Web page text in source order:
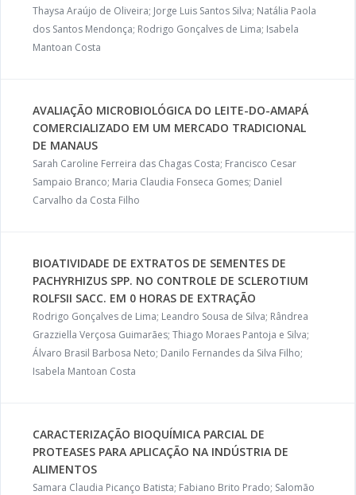
Thaysa Araújo de Oliveira; Jorge Luis Santos Silva; Natália Paola
dos Santos Mendonça; Rodrigo Gonçalves de Lima; Isabela
Mantoan Costa
AVALIAÇÃO MICROBIOLÓGICA DO LEITE-DO-AMAPÁ
COMERCIALIZADO EM UM MERCADO TRADICIONAL
DE MANAUS
Sarah Caroline Ferreira das Chagas Costa; Francisco Cesar
Sampaio Branco; Maria Claudia Fonseca Gomes; Daniel
Carvalho da Costa Filho
BIOATIVIDADE DE EXTRATOS DE SEMENTES DE
PACHYRHIZUS SPP. NO CONTROLE DE SCLEROTIUM
ROLFSII SACC. EM 0 HORAS DE EXTRAÇÃO
Rodrigo Gonçalves de Lima; Leandro Sousa de Silva; Rândrea
Grazziella Verçosa Guimarães; Thiago Moraes Pantoja e Silva;
Álvaro Brasil Barbosa Neto; Danilo Fernandes da Silva Filho;
Isabela Mantoan Costa
CARACTERIZAÇÃO BIOQUÍMICA PARCIAL DE
PROTEASES PARA APLICAÇÃO NA INDÚSTRIA DE
ALIMENTOS
Samara Claudia Picanço Batista; Fabiano Brito Prado; Salomão